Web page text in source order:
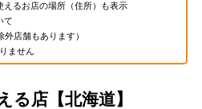
えるお店の場所（住所）も表示
て
店舗もあります）
ません
る店【北海道】